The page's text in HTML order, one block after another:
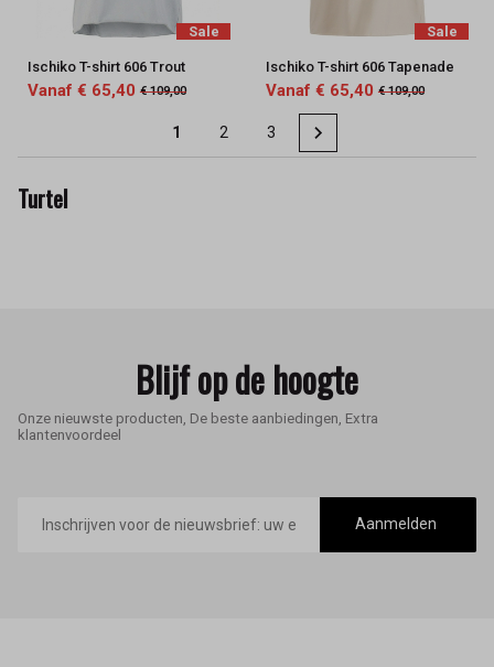
Sale
Ischiko T-shirt 606 Trout
Vanaf € 65,40 € 109,00
Sale
Ischiko T-shirt 606 Tapenade
Vanaf € 65,40 € 109,00
1 2 3
Turtel
Blijf op de hoogte
Onze nieuwste producten, De beste aanbiedingen, Extra
klantenvoordeel
mailadres
Aanmelden